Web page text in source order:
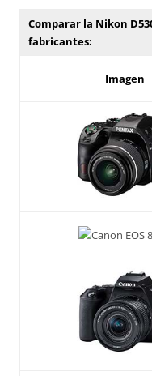
Comparar la Nikon
fabricantes:
Imagen